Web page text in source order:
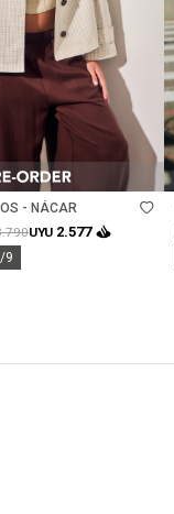
- NÁCAR
UYU 2.577
9